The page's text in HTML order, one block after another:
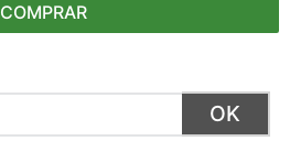
COMPRAR